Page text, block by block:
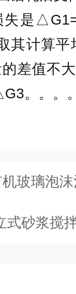
是
其计算
差值不
。。。
玻璃泡沫
式砂浆搅